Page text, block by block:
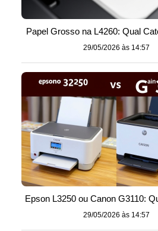
Papel Grosso na L4260: Qual
29/05/2026 às 14:57
Epson L3250 ou Canon G3110:
29/05/2026 às 14:57